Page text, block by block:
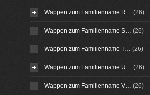
Wappen zum Familienname R… (26)
Wappen zum Familienname S… (26)
Wappen zum Familienname T… (26)
Wappen zum Familienname U… (26)
Wappen zum Familienname V… (26)